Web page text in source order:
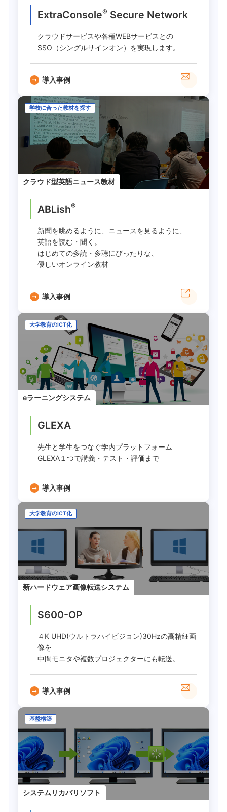
ExtraConsole® Secure Network
クラウドサービスや各種WEBサービスとの
SSO（シングルサインオン）を実現します。
導入事例
学校に合った教材を探す
クラウド型英語ニュース教材
ABLish®
新聞を眺めるように、ニュースを見るように、
英語を読む・聞く。
はじめての多読・多聴にぴったりな、
優しいオンライン教材
導入事例
大学教育のICT化
eラーニングシステム
GLEXA
先生と学生をつなぐ学内プラットフォーム
GLEXA１つで講義・テスト・評価まで
導入事例
大学教育のICT化
新ハードウェア画像転送システム
S600-OP
４K UHD(ウルトラハイビジョン)30Hzの高精細画
像を
中間モニタや複数プロジェクターにも転送。
導入事例
基盤構築
システムリカバリソフト